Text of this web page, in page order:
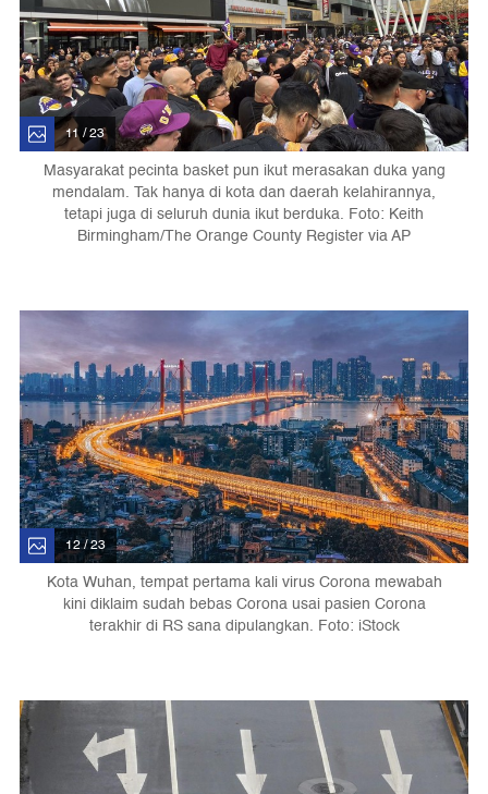
11 / 23
Masyarakat pecinta basket pun ikut merasakan duka yang
mendalam. Tak hanya di kota dan daerah kelahirannya,
tetapi juga di seluruh dunia ikut berduka. Foto: Keith
Birmingham/The Orange County Register via AP
12 / 23
Kota Wuhan, tempat pertama kali virus Corona mewabah
kini diklaim sudah bebas Corona usai pasien Corona
terakhir di RS sana dipulangkan. Foto: iStock